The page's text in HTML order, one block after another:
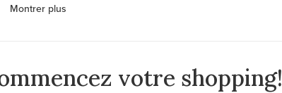
Montrer plus
votre shopping!